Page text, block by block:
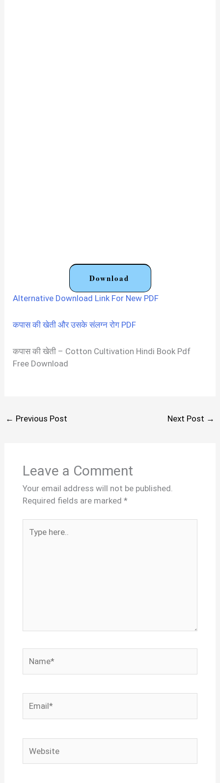
Download
Alternative Download Link For New PDF
कपास की खेती और उसके संलग्न रोग PDF
कपास की खेती – Cotton Cultivation Hindi Book Pdf
Free Download
← Previous Post Next Post →
Leave a Comment
Your email address will not be published.
Required fields are marked *
here..